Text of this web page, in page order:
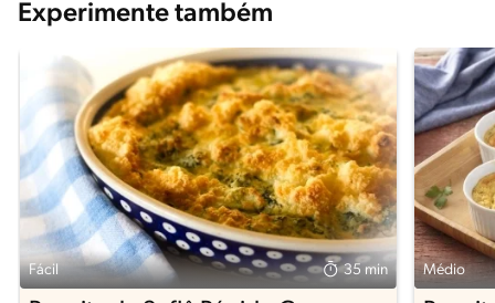
Experimente também
Fácil 35 min Médio